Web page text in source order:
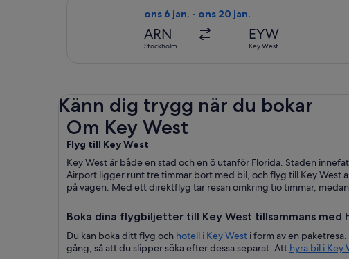
ons 6 jan. - ons 20 jan.
ARN
Stockholm
EYW
Key West
Känn dig trygg när du bokar
Om Key West
Flyg till Key West
Key West är både en stad och en ö utanför Florida. Staden
Airport ligger runt tre timmar bort med bil, och flyg till Key West
på vägen. Med ett direktflyg tar resan omkring tio timmar,
Boka dina flygbiljetter till Key West tillsammans med
Du kan boka ditt flyg och hotell i Key West i form av en
gång, så att du slipper söka efter dessa separat. Att hyra bil i Key
Om Key West